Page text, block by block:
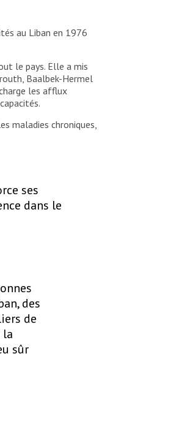
au Liban en 1976
le pays. Elle a mis
Baalbek-Hermel
les afflux
maladies chroniques,
ses
dans le
des
de
la
sûr